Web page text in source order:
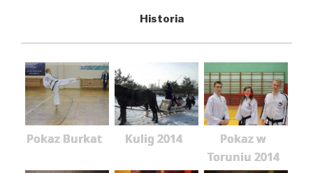
Historia
Pokaz Burkat Kulig 2014
Pokaz w
Toruniu 2014